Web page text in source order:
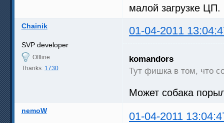
малой загрузке ЦП.
Chainik 01-04-2011
SVP developer
Offline
Thanks: 1730
komandors
Тут фишка в том, что
Может собака
nemoW 01-04-2011